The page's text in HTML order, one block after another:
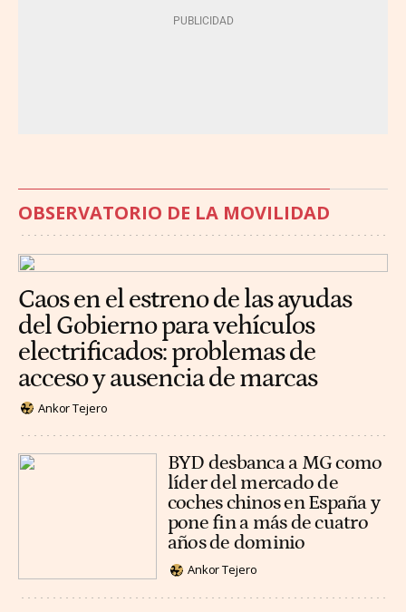
OBSERVATORIO DE LA MOVILIDAD
Caos en el estreno de las ayudas
del Gobierno para vehículos
electrificados: problemas de
acceso y ausencia de marcas
Ankor Tejero
BYD desbanca a MG como
líder del mercado de
coches chinos en España y
pone fin a más de cuatro
años de dominio
Ankor Tejero